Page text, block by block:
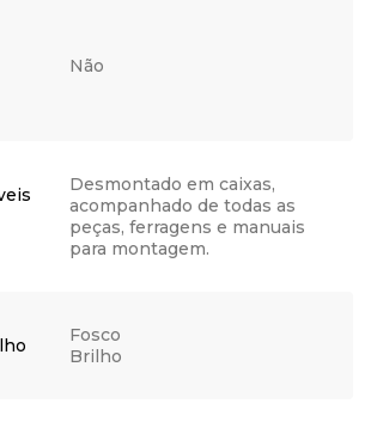
Não
Desmontado em caixas,
acompanhado de todas as
peças, ferragens e manuais
para montagem.
Fosco
Brilho